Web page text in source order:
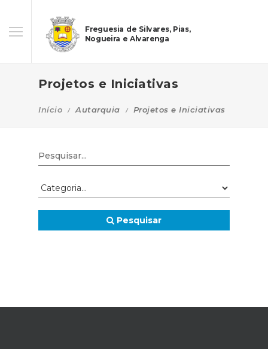
Freguesia de Silvares, Pias,
Nogueira e Alvarenga
Projetos e Iniciativas
Início Autarquia Projetos e Iniciativas
Pesquisar